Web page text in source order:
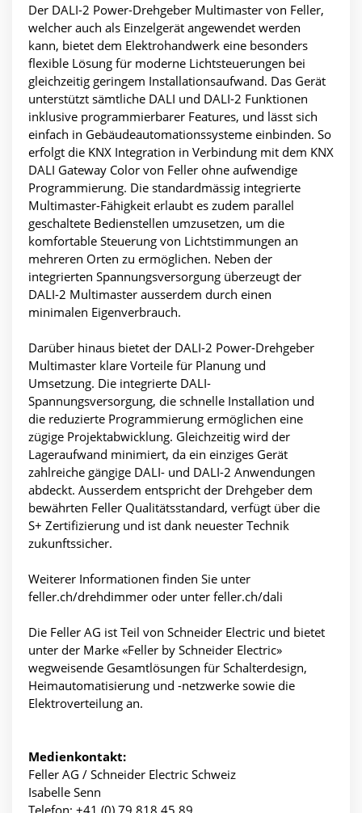
Der DALI-2 Power-Drehgeber Multimaster von Feller,
welcher auch als Einzelgerät angewendet werden
kann, bietet dem Elektrohandwerk eine besonders
flexible Lösung für moderne Lichtsteuerungen bei
gleichzeitig geringem Installationsaufwand. Das Gerät
unterstützt sämtliche DALI und DALI-2 Funktionen
inklusive programmierbarer Features, und lässt sich
einfach in Gebäudeautomationssysteme einbinden. So
erfolgt die KNX Integration in Verbindung mit dem KNX
DALI Gateway Color von Feller ohne aufwendige
Programmierung. Die standardmässig integrierte
Multimaster-Fähigkeit erlaubt es zudem parallel
geschaltete Bedienstellen umzusetzen, um die
komfortable Steuerung von Lichtstimmungen an
mehreren Orten zu ermöglichen. Neben der
integrierten Spannungsversorgung überzeugt der
DALI-2 Multimaster ausserdem durch einen
minimalen Eigenverbrauch.
Darüber hinaus bietet der DALI-2 Power-Drehgeber
Multimaster klare Vorteile für Planung und
Umsetzung. Die integrierte DALI-
Spannungsversorgung, die schnelle Installation und
die reduzierte Programmierung ermöglichen eine
zügige Projektabwicklung. Gleichzeitig wird der
Lageraufwand minimiert, da ein einziges Gerät
zahlreiche gängige DALI- und DALI-2 Anwendungen
abdeckt. Ausserdem entspricht der Drehgeber dem
bewährten Feller Qualitätsstandard, verfügt über die
S+ Zertifizierung und ist dank neuester Technik
zukunftssicher.
Weiterer Informationen finden Sie unter
feller.ch/drehdimmer oder unter feller.ch/dali
Die Feller AG ist Teil von Schneider Electric und bietet
unter der Marke «Feller by Schneider Electric»
wegweisende Gesamtlösungen für Schalterdesign,
Heimautomatisierung und -netzwerke sowie die
Elektroverteilung an.
Medienkontakt:
Feller AG / Schneider Electric Schweiz
Isabelle Senn
Telefon: +41 (0) 79 818 45 89